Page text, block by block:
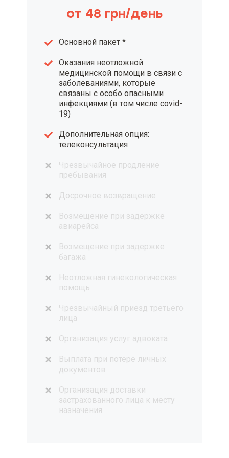
такую ​​информацию
от 48 грн/день
Основной пакет *
Оказания неотложной
медицинской помощи в связи с
заболеваниями, которые
связаны с особо опасными
инфекциями (в том числе covid-
19)
Дополнительная опция:
телеконсультация
Чрезвычайное продление
пребывания
Досрочное возвращение
Возмещение при задержке
авиарейса
Возмещение при задержке
багажа
Неотложная гинекологическая
помощь
Чрезвычайный приезд третьего
лица
Организация услуг адвоката
Выплата при потере личных
документов
Организация доставки
застрахованного лица к месту
назначения